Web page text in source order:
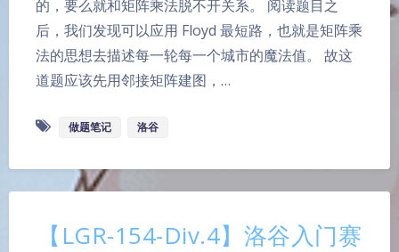
的，要么就和矩阵乘法脱不开关系。 阅读题目之
后，我们发现可以应用 Floyd 最短路，也就是矩阵乘
法的思想去描述每一轮每一个城市的魔法值。 故这
道题应该先用邻接矩阵建图，…
做题笔记 洛谷
【LGR-154-Div.4】洛谷入门赛